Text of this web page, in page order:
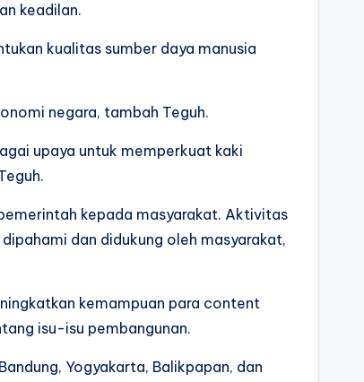
keadilan.
kualitas sumber daya manusia
negara, tambah Teguh.
upaya untuk memperkuat kaki
kepada masyarakat. Aktivitas
dan didukung oleh masyarakat,
kemampuan para content
isu-isu pembangunan.
Yogyakarta, Balikpapan, dan